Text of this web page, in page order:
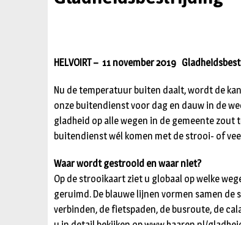
HELVOIRT – 11 november 2019
Nu de temperatuur buiten daalt, wordt de
onze buitendienst voor dag en dauw in de
gladheid op alle wegen in de gemeente zout
buitendienst wél komen met de strooi- of
Waar wordt gestrooid en waar niet?
Op de strooikaart ziet u globaal op welke
geruimd. De blauwe lijnen vormen samen
verbinden, de fietspaden, de busroute, de